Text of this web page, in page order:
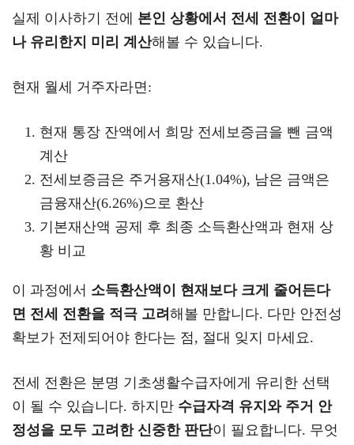
실제 이사하기 전에 본인 상황에서 전세 전환이 얼마
나 유리한지 미리 계산해볼 수 있습니다.
현재 월세 거주자라면:
현재 통장 잔액에서 희망 전세보증금을 뺀 금액
계산
전세보증금은 주거용재산(1.04%), 남은 금액은
금융재산(6.26%)으로 환산
기본재산액 공제 후 최종 소득환산액과 현재 상
황 비교
이 과정에서 소득환산액이 현재보다 크게 줄어든다
면 전세 전환을 적극 고려 해볼 만합니다. 다만 안전성
확보가 전제되어야 한다는 점, 절대 잊지 마세요.
전세 전환은 분명 기초생활수급자에게 유리한 선택
이 될 수 있습니다. 하지만 수급자격 유지와 주거 안
정성을 모두 고려한 신중한 판단이 필요합니다. 무엇